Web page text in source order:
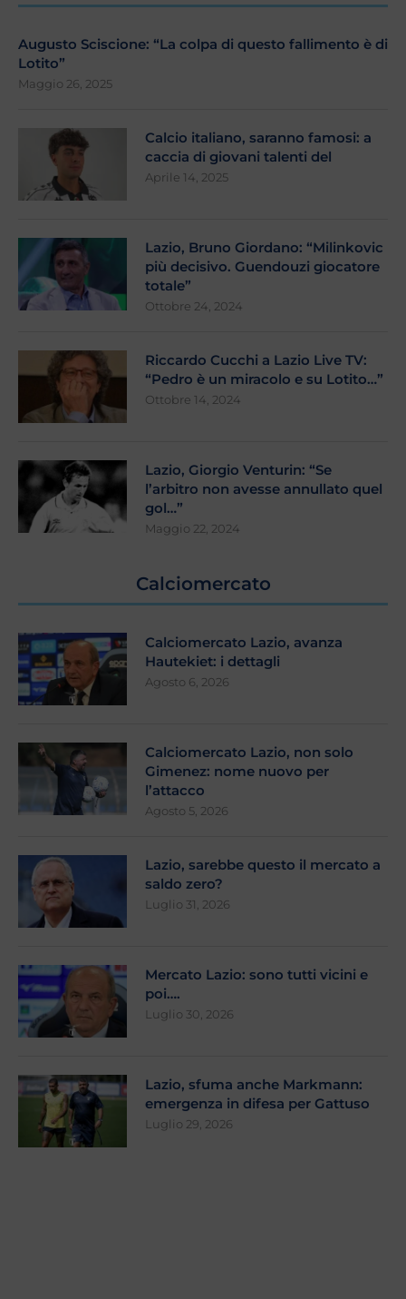
Augusto Sciscione: “La colpa di questo fallimento è di
Lotito”
Maggio 26, 2025
Calcio italiano, saranno famosi: a
caccia di giovani talenti del
Aprile 14, 2025
Lazio, Bruno Giordano: “Milinkovic
più decisivo. Guendouzi giocatore
totale”
Ottobre 24, 2024
Riccardo Cucchi a Lazio Live TV:
“Pedro è un miracolo e su Lotito…”
Ottobre 14, 2024
Lazio, Giorgio Venturin: “Se
l’arbitro non avesse annullato quel
gol…”
Maggio 22, 2024
Calciomercato
Calciomercato Lazio, avanza
Hautekiet: i dettagli
Agosto 6, 2026
Calciomercato Lazio, non solo
Gimenez: nome nuovo per
l’attacco
Agosto 5, 2026
Lazio, sarebbe questo il mercato a
saldo zero?
Luglio 31, 2026
Mercato Lazio: sono tutti vicini e
poi….
Luglio 30, 2026
Lazio, sfuma anche Markmann:
emergenza in difesa per Gattuso
Luglio 29, 2026